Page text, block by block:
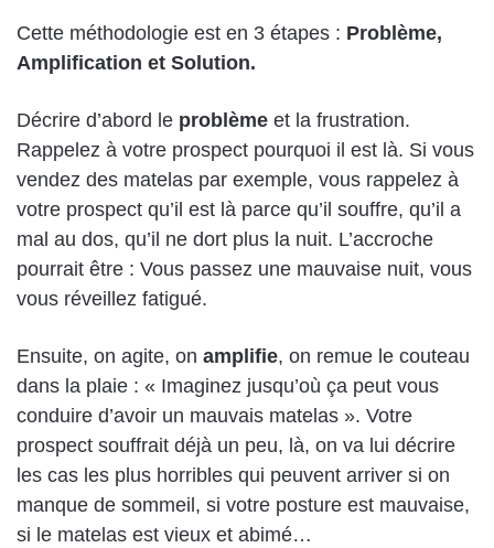
Cette méthodologie est en 3 étapes : Problème,
Amplification et Solution.
Décrire d’abord le problème et la frustration.
Rappelez à votre prospect pourquoi il est là. Si vous
vendez des matelas par exemple, vous rappelez à
votre prospect qu’il est là parce qu’il souffre, qu’il a
mal au dos, qu’il ne dort plus la nuit. L’accroche
pourrait être : Vous passez une mauvaise nuit, vous
vous réveillez fatigué.
Ensuite, on agite, on amplifie, on remue le couteau
dans la plaie : « Imaginez jusqu’où ça peut vous
conduire d’avoir un mauvais matelas ». Votre
prospect souffrait déjà un peu, là, on va lui décrire
les cas les plus horribles qui peuvent arriver si on
manque de sommeil, si votre posture est mauvaise,
si le matelas est vieux et abimé…